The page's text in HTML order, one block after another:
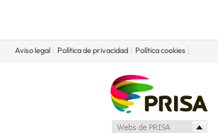
Aviso legal Política de privacidad Política cookies